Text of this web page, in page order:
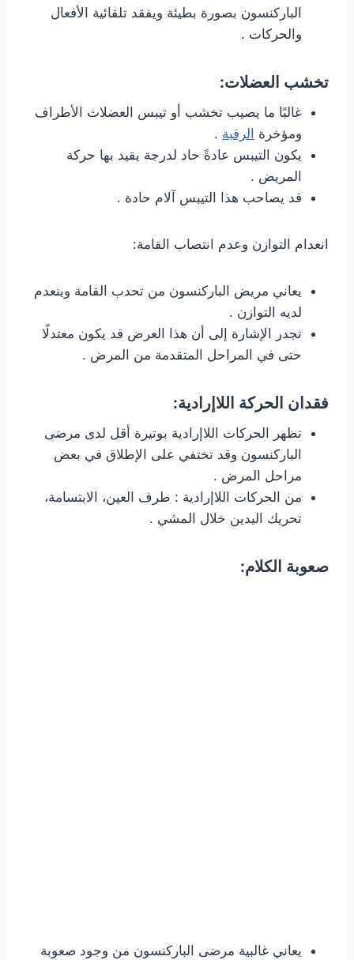
الباركنسون بصورة بطيئة ويفقد تلقائية الأفعال
والحركات .
تخشب العضلات:
غالبًا ما يصيب تخشب أو تيبس العضلات الأطراف
ومؤخرة الرقبة .
يكون التيبس عادةً حاد لدرجة يقيد بها حركة
المريض .
قد يصاحب هذا التيبس آلام حادة .
انعدام التوازن وعدم انتصاب القامة:
يعاني مريض الباركنسون من تحدب القامة وينعدم
لديه التوازن .
تجدر الإشارة إلى أن هذا العرض قد يكون معتدلًا
حتى في المراحل المتقدمة من المرض .
فقدان الحركة اللاإرادية:
تظهر الحركات اللاإرادية بوتيرة أقل لدى مرضى
الباركنسون وقد تختفي على الإطلاق في بعض
مراحل المرض .
من الحركات اللاإرادية : طرف العين، الابتسامة،
تحريك اليدين خلال المشي .
صعوبة الكلام:
يعاني غالبية مرضى الباركنسون من وجود صعوبة